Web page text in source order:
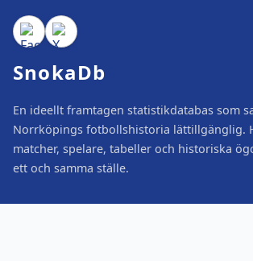
SnokaDb
En ideellt framtagen statistikdatabas som
Norrköpings fotbollshistoria lättillgänglig.
matcher, spelare, tabeller och historiska
ett och samma ställe.